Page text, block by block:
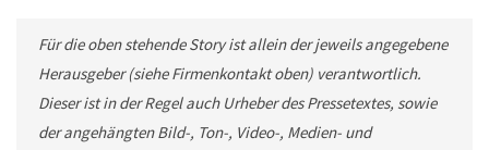
Für die oben stehende Story ist allein der jeweils angegebene
Herausgeber (siehe Firmenkontakt oben) verantwortlich.
Dieser ist in der Regel auch Urheber des Pressetextes, sowie
der angehängten Bild-, Ton-, Video-, Medien- und